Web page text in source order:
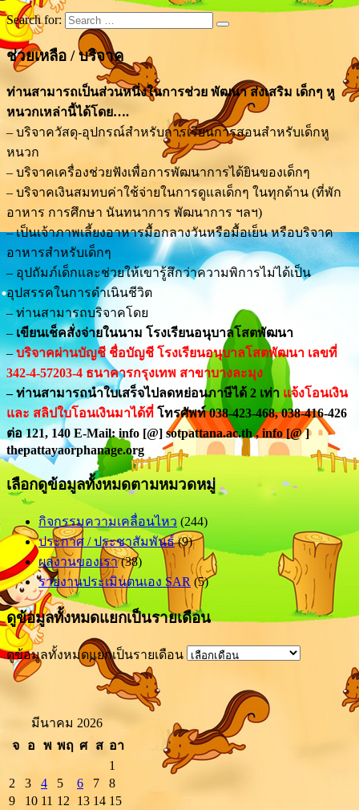
Search for:
ช่วยเหลือ / บริจาค
ท่านสามารถเป็นส่วนหนึ่งในการช่วย พัฒนา ส่งเสริม เด็กๆ หู
หนวกเหล่านี้ได้โดย….
– บริจาควัสดุ-อุปกรณ์สำหรับการเรียนการสอนสำหรับเด็กหู
หนวก
– บริจาคเครื่องช่วยฟังเพื่อการพัฒนาการได้ยินของเด็กๆ
– บริจาคเงินสมทบค่าใช้จ่ายในการดูแลเด็กๆ ในทุกด้าน (ที่พัก
อาหาร การศึกษา นันทนาการ พัฒนาการ ฯลฯ)
– เป็นเจ้าภาพเลี้ยงอาหารมื้อกลางวันหรือมื้อเย็น หรือบริจาค
อาหารสำหรับเด็กๆ
– อุปถัมภ์เด็กและช่วยให้เขารู้สึกว่าความพิการไม่ได้เป็น
อุปสรรคในการดำเนินชีวิต
– ท่านสามารถบริจาคโดย
– เขียนเช็คสั่งจ่ายในนาม โรงเรียนอนุบาลโสตพัฒนา
–บริจาคผ่านบัญชี ชื่อบัญชี โรงเรียนอนุบาลโสตพัฒนา เลขที่
342-4-57203-4 ธนาคารกรุงเทพ สาขาบางละมุง
– ท่านสามารถนำใบเสร็จไปลดหย่อนภาษีได้ 2 เท่า แจ้งโอนเงิน
และ สลิปใบโอนเงินมาได้ที่ โทรศัพท์ 038-423-468, 038-416-426
ต่อ 121, 140 E-Mail: info [@] sotpattana.ac.th , info [@ ]
thepattayaorphanage.org
เลือกดูข้อมูลทั้งหมดตามหมวดหมู่
กิจกรรมความเคลื่อนไหว (244)
ประกาศ / ประชาสัมพันธ์(9)
ผลงานของเรา(38)
รายงานประเมินตนเอง SAR (5)
ดูข้อมูลทั้งหมดแยกเป็นรายเดือน
ดูข้อมูลทั้งหมดแยกเป็นรายเดือน
มีนาคม 2026
จ
อ พ พฤ ศ ส อา
1
2
3 4 5 6 7
8
9
10 11 12 13 14 15